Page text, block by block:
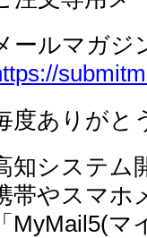
ールマガジ
度ありがと
知システム
帯やスマホ
「MyMail5(